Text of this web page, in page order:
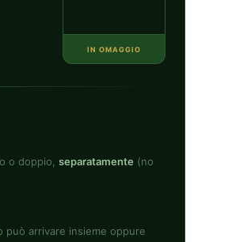
IN OMAGGIO
o doppio, separatamente (no
può arrivare insieme oppure